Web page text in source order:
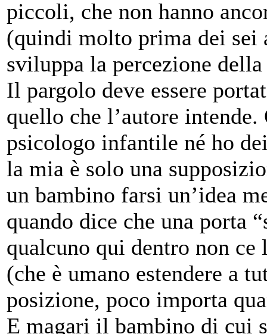
piccoli, che non hanno
(quindi molto prima dei sei
sviluppa la percezione
Il pargolo deve essere
quello che l’autore
psicologo infantile né ho
la mia è solo una
un bambino farsi un’idea
quando dice che una porta
qualcuno qui dentro non
(che è umano estendere a
posizione, poco importa
E magari il bambino di cui